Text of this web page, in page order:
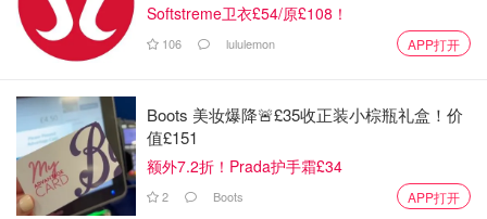
Softstreme卫衣£54/原£108！
106 lululemon APP打开
Boots 美妆爆降🚨£35收正装小棕瓶礼盒！价
值£151
额外7.2折！Prada护手霜£34
2 Boots APP打开